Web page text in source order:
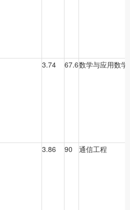
3.74 67.6数学与应用数学
3.86 90 通信工程